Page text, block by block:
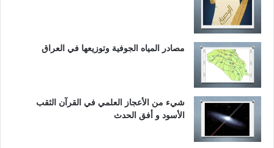
مصادر المياه الجوفية وتوزيعها في العراق
شيء من الأعجاز العلمي في القرآن الثقب
الأسود و أفق الحدث